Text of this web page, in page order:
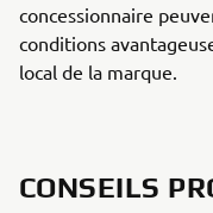
concessionnaire
conditions
local de la marque.
CONSEILS